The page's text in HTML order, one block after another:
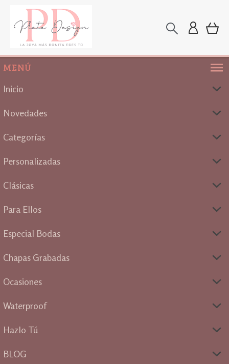
MENÚ
Inicio
Novedades
Categorías
Personalizadas
Clásicas
Para Ellos
Especial Bodas
Chapas Grabadas
Ocasiones
Waterproof
Hazlo Tú
BLOG